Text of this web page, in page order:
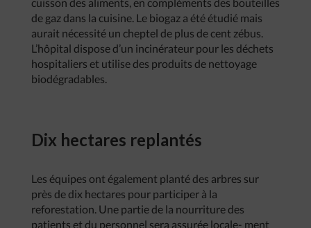
de gaz dans la cuisine. Le biogaz a été étudié mais
aurait nécessité un cheptel de plus de cent zébus.
L’hôpital dispose d’un incinérateur pour les déchets
hospitaliers et utilise des produits de nettoyage
biodégradables.
Dix hectares replantés
Les équipes ont également planté des arbres sur
près de dix hectares pour participer à la
reforestation. Une partie de la nourriture des
patients et du personnel sera assurée locale- ment